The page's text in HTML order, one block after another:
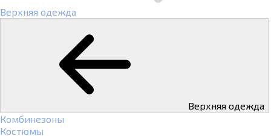
Верхняя одежда
Верхняя одежда
Комбинезоны
Костюмы